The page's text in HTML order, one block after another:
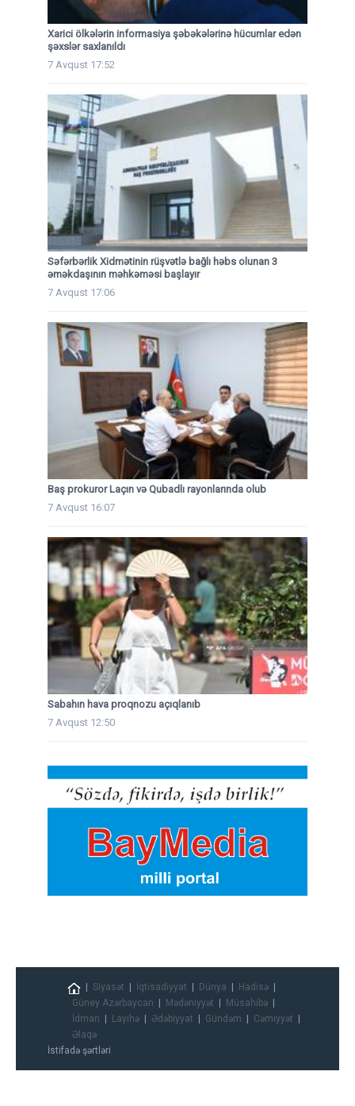
Xarici ölkələrin informasiya şəbəkələrinə hücumlar edən
şəxslər saxlanıldı
7 Avqust 17:52
Səfərbərlik Xidmətinin rüşvətlə bağlı həbs olunan 3
əməkdaşının məhkəməsi başlayır
7 Avqust 17:06
Baş prokuror Laçın və Qubadlı rayonlarında olub
7 Avqust 16:07
Sabahın hava proqnozu açıqlanıb
7 Avqust 12:50
Siyasət İqtisadiyyat Dünya
Hadisə
Güney Azərbaycan
Mədəniyyət
Müsahibə
İdman
Layihə Ədəbiyyat Gündəm
Cəmiyyət
Əlaqə
İstifadə şərtləri